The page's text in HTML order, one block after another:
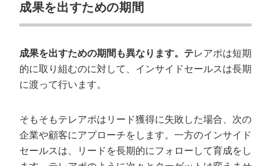
成果を出すための期間
成果を出すための期間も異なります。テレアポは短期
的に取り組むのに対して、インサイドセールスは長期
に渡って行います。
そもそもテレアポはリード獲得に失敗した場合、次の
企業や顧客にアプローチをします。一方のインサイド
セールスは、リードを長期的にフォローして育成をし